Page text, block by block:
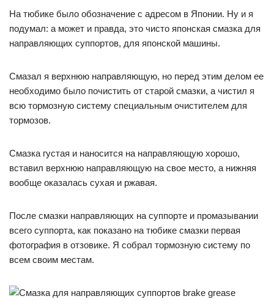
На тюбике было обозначение с адресом в Японии. Ну и я
подумал: а может и правда, это чисто японская смазка для
направляющих суппортов, для японской машины.
Смазал я верхнюю направляющую, но перед этим делом ее
необходимо было почистить от старой смазки, а чистил я
всю тормозную систему специальным очистителем для
тормозов.
Смазка густая и наносится на направляющую хорошо,
вставил верхнюю направляющую на свое место, а нижняя
вообще оказалась сухая и ржавая.
После смазки направляющих на суппорте и промазывании
всего суппорта, как показано на тюбике смазки первая
фотография в отзовике. Я собрал тормозную систему по
всем своим местам.